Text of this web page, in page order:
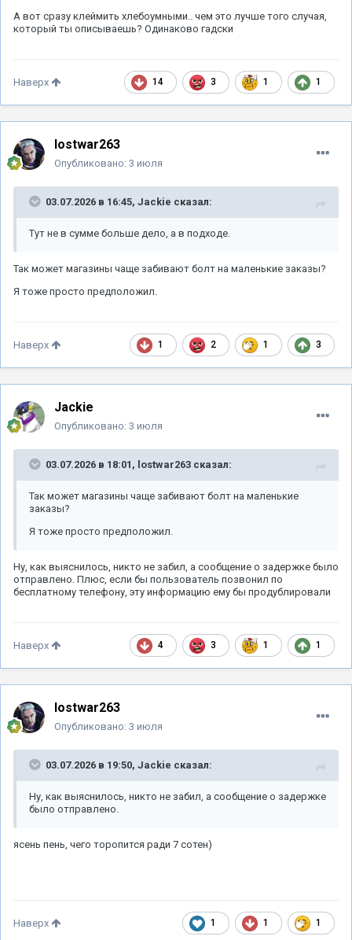
А вот сразу клеймить хлебоумными.. чем это лучше того случая,
который ты описываешь? Одинаково гадски
14 3 1 1
Наверх
lostwar263
Опубликовано: 3 июля
03.07.2026 в 16:45, Jackie сказал:
Тут не в сумме больше дело, а в подходе.
Так может магазины чаще забивают болт на маленькие заказы?
Я тоже просто предположил.
1 2 1 3
Наверх
Jackie
Опубликовано: 3 июля
03.07.2026 в 18:01, lostwar263 сказал:
Так может магазины чаще забивают болт на маленькие
заказы?
Я тоже просто предположил.
Ну, как выяснилось, никто не забил, а сообщение о задержке было
отправлено. Плюс, если бы пользователь позвонил по
бесплатному телефону, эту информацию ему бы продублировали
4 3 1 1
Наверх
lostwar263
Опубликовано: 3 июля
03.07.2026 в 19:50, Jackie сказал:
Ну, как выяснилось, никто не забил, а сообщение о задержке
было отправлено.
ясень пень, чего торопится ради 7 сотен)
1 1 1
Наверх